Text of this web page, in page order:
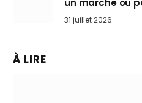
un marché où
31 juillet 2026
À LIRE